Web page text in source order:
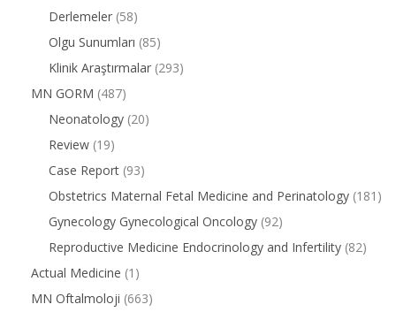
Derlemeler (58)
Olgu Sunumları (85)
Klinik Araştırmalar (293)
MN GORM (487)
Neonatology (20)
Review (19)
Case Report (93)
Obstetrics Maternal Fetal Medicine and Perinatology (181)
Gynecology Gynecological Oncology (92)
Reproductive Medicine Endocrinology and Infertility (82)
Actual Medicine (1)
MN Oftalmoloji (663)